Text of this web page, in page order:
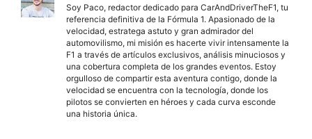
Soy Paco, redactor dedicado para CarAndDriverTheF1, tu
referencia definitiva de la Fórmula 1. Apasionado de la
velocidad, estratega astuto y gran admirador del
automovilismo, mi misión es hacerte vivir intensamente la
F1 a través de artículos exclusivos, análisis minuciosos y
una cobertura completa de los grandes eventos. Estoy
orgulloso de compartir esta aventura contigo, donde la
velocidad se encuentra con la tecnología, donde los
pilotos se convierten en héroes y cada curva esconde
una historia única.